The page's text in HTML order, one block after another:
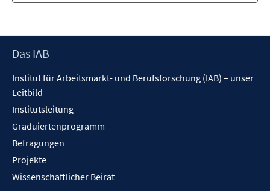
Footer
Das IAB
Institut für Arbeitsmarkt- und Berufsforschung (IAB) – unser
Leitbild
Institutsleitung
Graduiertenprogramm
Befragungen
Projekte
Wissenschaftlicher Beirat